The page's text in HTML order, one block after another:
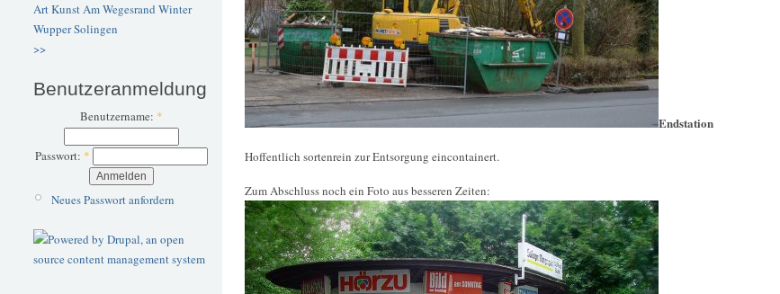
ArtKunstAm Wegesrand Winter
WupperSolingen
>>
Benutzeranmeldung
Benutzername: *
Passwort: *
Neues Passwort anfordern
Endstation
Hoffentlich sortenrein zur Entsorgung eincontainert.
Zum Abschluss noch ein Foto aus besseren Zeiten: